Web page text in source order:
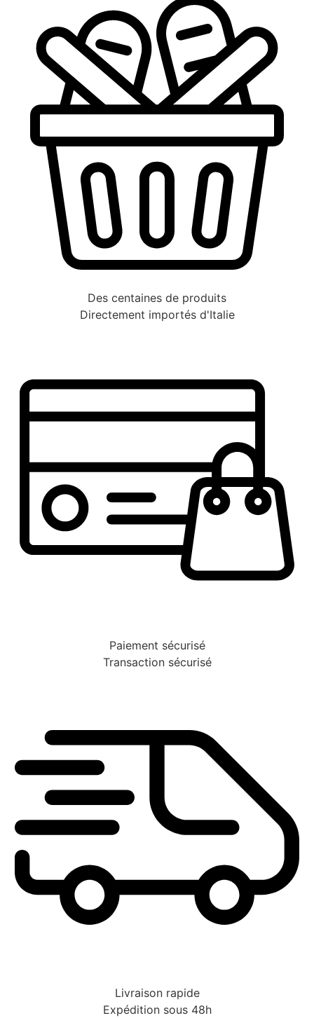
Des centaines de produits
Directement importés d'Italie
Paiement sécurisé
Transaction sécurisé
Livraison rapide
Expédition sous 48h